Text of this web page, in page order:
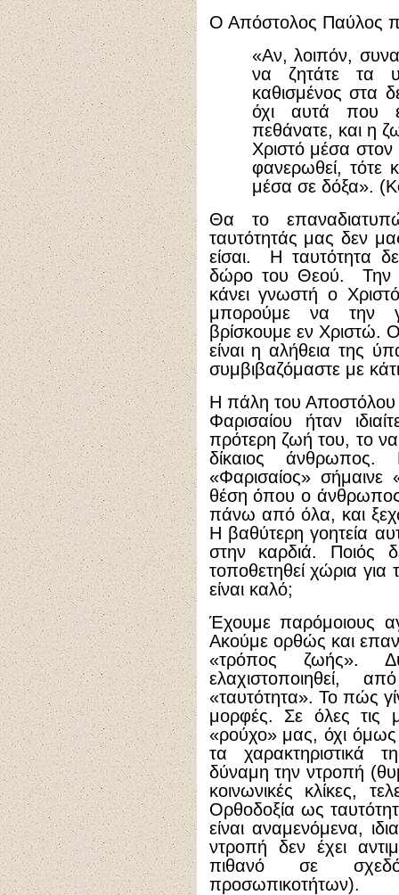
Ο Απόστολος Παύλος
«Αν, λοιπόν,
να ζητάτε τα
καθισμένος στα
όχι αυτά που
πεθάνατε, και η
Χριστό μέσα
φανερωθεί, τότε
μέσα σε δόξα».
Θα το
ταυτότητάς μας δεν
είσαι. Η ταυτότητα
δώρο του Θεού. Την
κάνει γνωστή ο
μπορούμε να την
βρίσκουμε εν Χριστώ.
είναι η αλήθεια της
συμβιβαζόμαστε με
Η πάλη του Αποστόλου
Φαρισαίου ήταν
πρότερη ζωή του, το να
δίκαιος
«Φαρισαίος»
θέση όπου ο
πάνω από όλα, και
Η βαθύτερη γοητεία
στην καρδιά. Ποιός
τοποθετηθεί χώρια
είναι καλό;
Έχουμε παρόμοιους
Ακούμε ορθώς και
«τρόπος ζωής».
ελαχιστοποιηθεί,
«ταυτότητα». Το πώς
μορφές. Σε όλες τις
«ρούχο» μας, όχι
τα χαρακτηριστικά
δύναμη την ντροπή
κοινωνικές κλίκες,
Ορθοδοξία ως
είναι αναμενόμενα,
ντροπή δεν έχει
πιθανό σε
προσωπικοτήτων).